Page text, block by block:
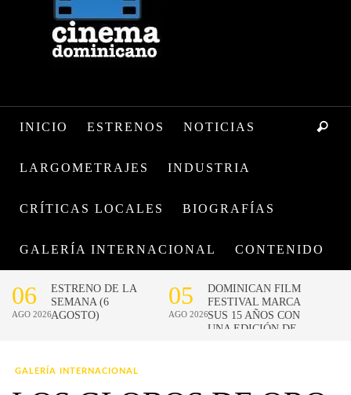
INICIO ESTRENOS NOTICIAS
LARGOMETRAJES INDUSTRIA
CRÍTICAS LOCALES BIOGRAFÍAS
GALERÍA INTERNACIONAL CONTENIDO
GALERÍA INTERNACIONAL